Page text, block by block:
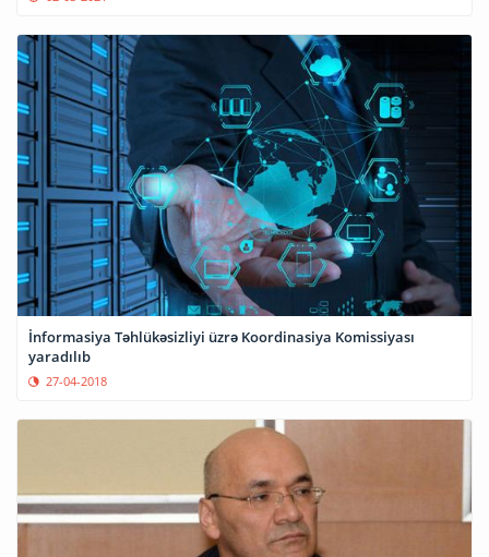
İnformasiya Təhlükəsizliyi üzrə Koordinasiya Komissiyası
yaradılıb
27-04-2018